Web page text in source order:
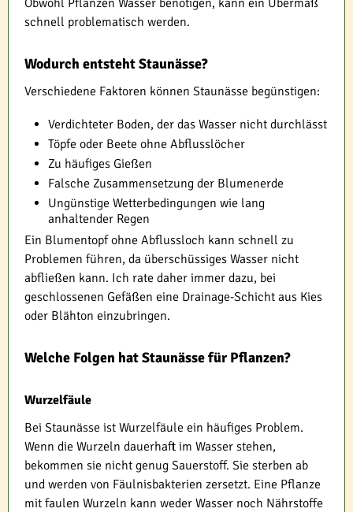
Obwohl Pflanzen Wasser benötigen, kann ein Übermaß
schnell problematisch werden.
Wodurch entsteht Staunässe?
Verschiedene Faktoren können Staunässe begünstigen:
Verdichteter Boden, der das Wasser nicht durchlässt
Töpfe oder Beete ohne Abflusslöcher
Zu häufiges Gießen
Falsche Zusammensetzung der Blumenerde
Ungünstige Wetterbedingungen wie lang
anhaltender Regen
Ein Blumentopf ohne Abflussloch kann schnell zu
Problemen führen, da überschüssiges Wasser nicht
abfließen kann. Ich rate daher immer dazu, bei
geschlossenen Gefäßen eine Drainage-Schicht aus Kies
oder Blähton einzubringen.
Welche Folgen hat Staunässe für Pflanzen?
Wurzelfäule
Bei Staunässe ist Wurzelfäule ein häufiges Problem.
Wenn die Wurzeln dauerhaft im Wasser stehen,
bekommen sie nicht genug Sauerstoff. Sie sterben ab
und werden von Fäulnisbakterien zersetzt. Eine Pflanze
mit faulen Wurzeln kann weder Wasser noch Nährstoffe